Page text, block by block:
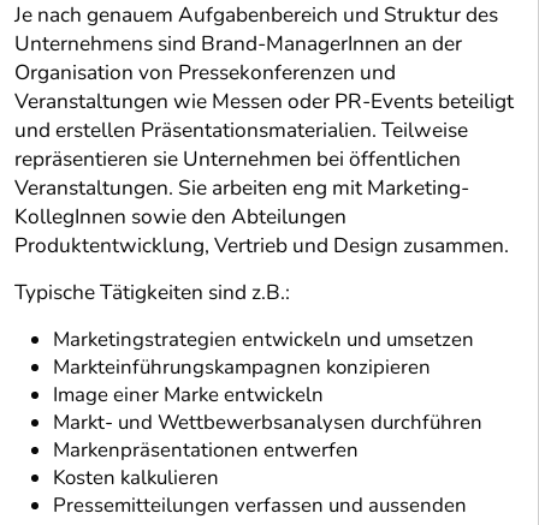
Je nach genauem Aufgabenbereich und Struktur des
Unternehmens sind Brand-ManagerInnen an der
Organisation von Pressekonferenzen und
Veranstaltungen wie Messen oder PR-Events beteiligt
und erstellen Präsentationsmaterialien. Teilweise
repräsentieren sie Unternehmen bei öffentlichen
Veranstaltungen. Sie arbeiten eng mit Marketing-
KollegInnen sowie den Abteilungen
Produktentwicklung, Vertrieb und Design zusammen.
Typische Tätigkeiten sind z.B.:
Marketingstrategien entwickeln und umsetzen
Markteinführungskampagnen konzipieren
Image einer Marke entwickeln
Markt- und Wettbewerbsanalysen durchführen
Markenpräsentationen entwerfen
Kosten kalkulieren
Pressemitteilungen verfassen und aussenden